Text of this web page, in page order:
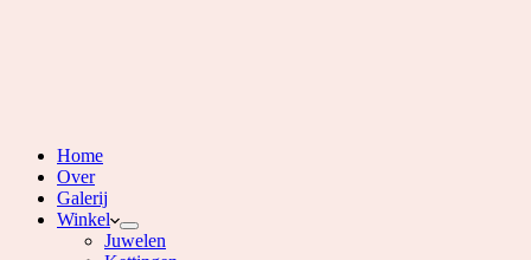
Home
Over
Galerij
Winkel
Juwelen